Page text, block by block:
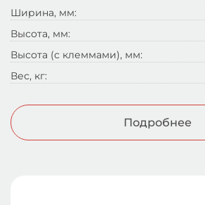
Ширина, мм:
Высота, мм:
Высота (с клеммами), мм:
Вес, кг:
Подробнее